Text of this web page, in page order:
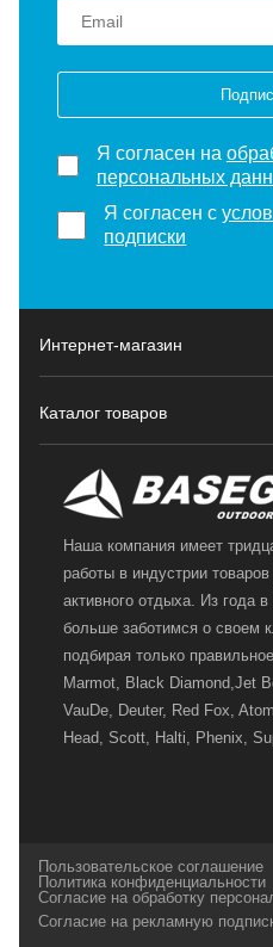
Я согласен на
персональных
Я согласен с
подписки
Интернет-магазин
Каталог товаров
Наша компания имеет
работы в индустрии
активного отдыха. Из года
больше заботимся о своем
подбирая только
Marmot, Black Diamond,Jet
VauDe, Deuter, Red Fox,
Head, Scott, Halti, Phenix,
и взыскательных
спортсменов и отдыхающих.
Пользовательское соглашение
Политика конфиденциальности
Согласие на обработку
Согласие на рекламную